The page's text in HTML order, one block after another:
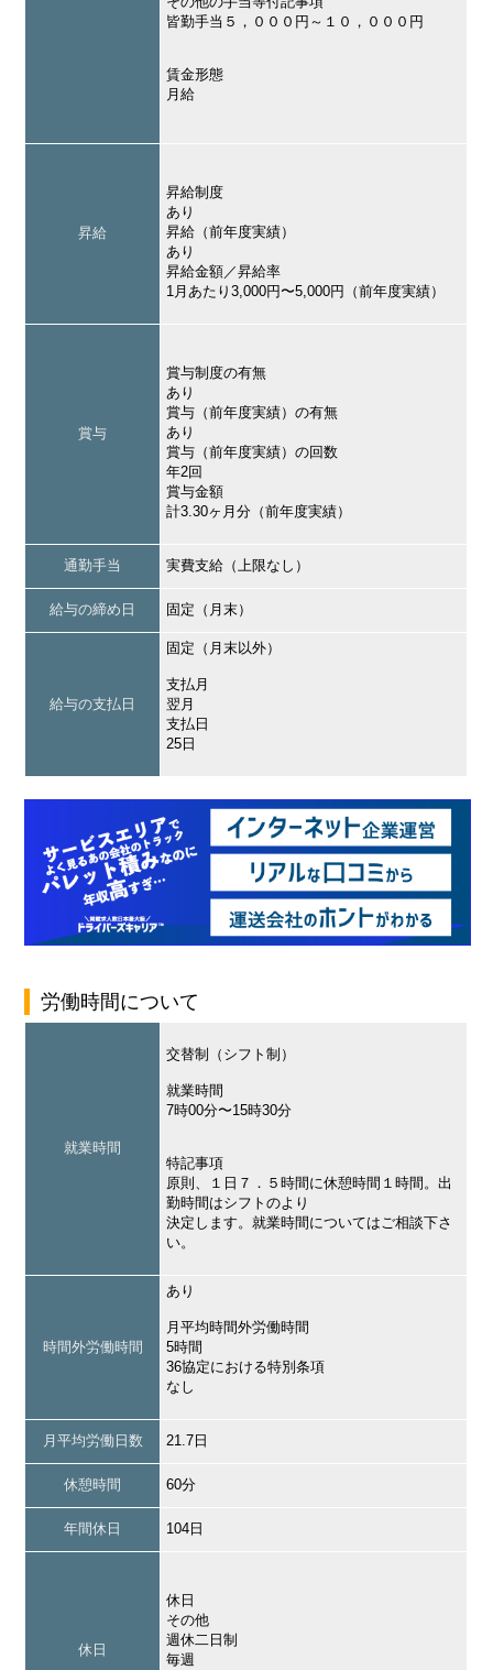
皆勤手当５，０００円～１０，０００円
賃金形態
月給
昇給
昇給制度
あり
昇給（前年度実績）
あり
昇給金額／昇給率
1月あたり3,000円〜5,000円（前年度実績）
賞与
賞与制度の有無
あり
賞与（前年度実績）の有無
あり
賞与（前年度実績）の回数
年2回
賞与金額
計3.30ヶ月分（前年度実績）
通勤手当 実費支給（上限なし）
給与の締め日 固定（月末）
給与の支払日
固定（月末以外）
支払月
翌月
支払日
25日
労働時間について
就業時間
交替制（シフト制）
就業時間
7時00分〜15時30分
特記事項
原則、１日７．５時間に休憩時間１時間。出
勤時間はシフトのより
決定します。就業時間についてはご相談下さ
い。
時間外労働時間
あり
月平均時間外労働時間
5時間
36協定における特別条項
なし
月平均労働日数 21.7日
休憩時間 60分
年間休日 104日
休日
休日
その他
週休二日制
毎週